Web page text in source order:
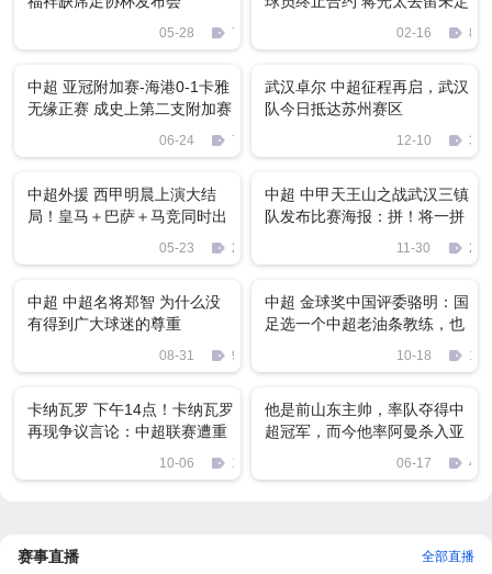
05-28 75 02-16 832
中超 亚冠附加赛-海港0-1卡雅
无缘正赛 成史上第二支附加赛
06-24 765
武汉卓尔 中超征程再启，武汉
队今日抵达苏州赛区
12-10 326
中超外援 西甲明晨上演大结
局！皇马＋巴萨＋马竞同时出
05-23 2208
中超 中甲天王山之战武汉三镇
队发布比赛海报：拼！将一拼
11-30
中超 中超名将郑智 为什么没
有得到广大球迷的尊重
08-31 945
中超 金球奖中国评委骆明：国
足选一个中超老油条教练，也
10-18
卡纳瓦罗 下午14点！卡纳瓦罗
再现争议言论：中超联赛遭重
10-06 1523
他是前山东主帅，率队夺得中
超冠军，而今他率阿曼杀入亚
06-17 401
赛事直播 全部直播